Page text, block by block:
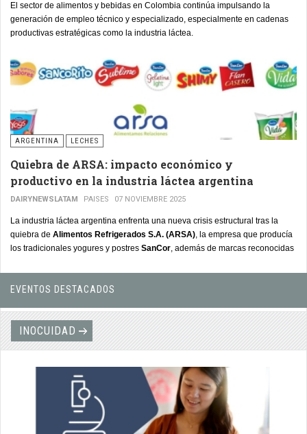
El sector de alimentos y bebidas en Colombia continúa impulsando la
generación de empleo técnico y especializado, especialmente en cadenas
productivas estratégicas como la industria láctea.
ARGENTINA LECHES
Quiebra de ARSA: impacto económico y
productivo en la industria láctea argentina
DAIRYNEWSLATAM PAISES 07 NOVIEMBRE 2025
La industria láctea argentina enfrenta una nueva crisis estructural tras la
quiebra de Alimentos Refrigerados S.A. (ARSA), la empresa que producía
los tradicionales yogures y postres SanCor, además de marcas reconocidas
EVENTOS DESTACADOS
MÁS NOTICIAS DESTACADAS
INOCUIDAD